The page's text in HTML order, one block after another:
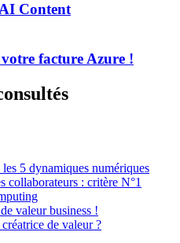
Content
facture Azure !
5 dynamiques numériques
collaborateurs : critère N°1
valeur business !
de valeur ?